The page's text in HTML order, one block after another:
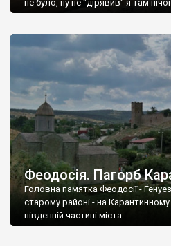
не було, ну не "дірявив" я там
Феодосія. Пагорб
Головна памятка Феодосії -
старому районі - на Карантинному
південній частині міста.